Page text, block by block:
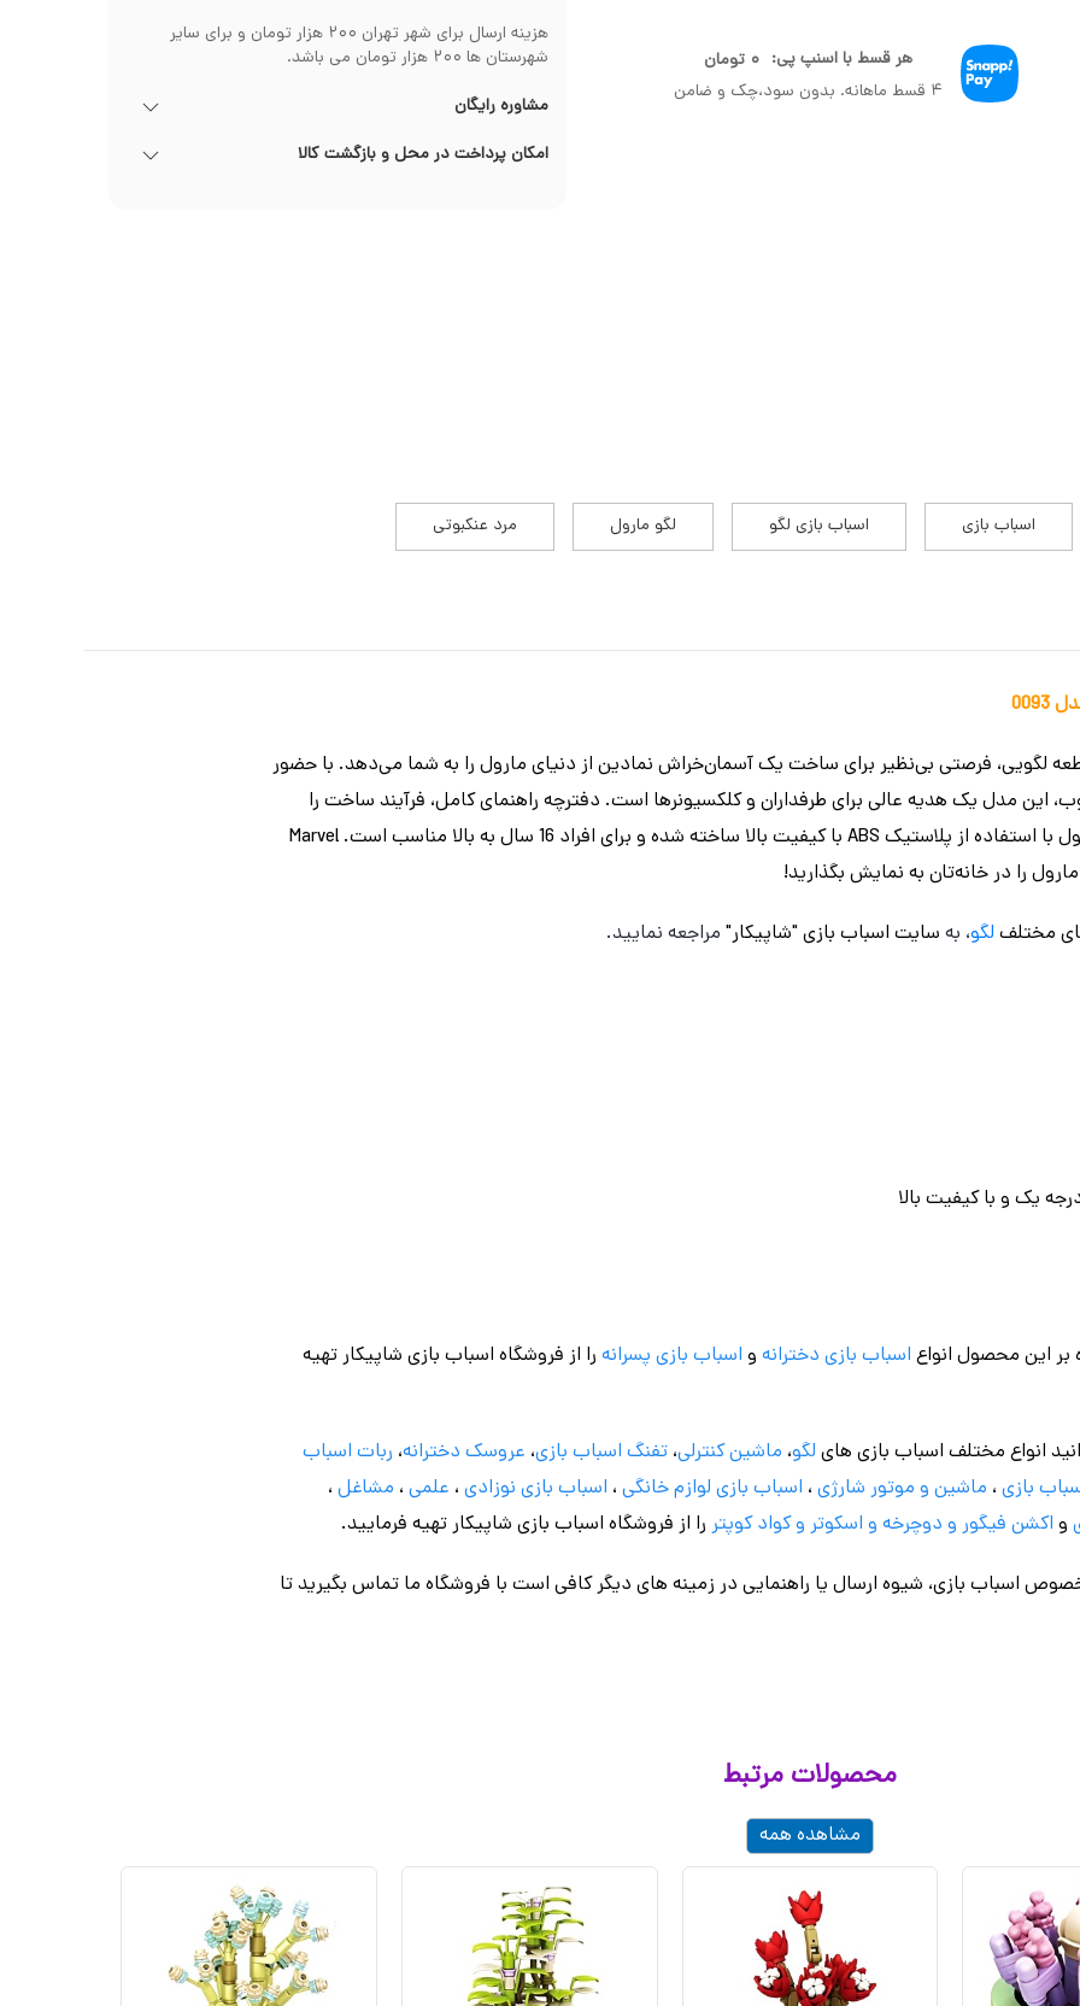
هر قسط با اسنپ پی: ۰ تومان
۴ قسط ماهانه. بدون سود،چک و ضامن
هزینه ارسال برای شهر تهران ۲۰۰ هزار تومان و برای سایر
شهرستان ها ۲۰۰ هزار تومان می باشد.
مشاوره رایگان
امکان پرداخت در محل و بازگشت کالا
اسباب بازی اسباب بازی لگو لگو مارول مرد عنکبوتی
مجموعه‌ی فوق‌العاده با 3772 قطعه لگویی، فرصتی بی‌نظیر برای ساخت یک آسمان‌خراش نمادین از دنیای مارول را به شما می‌دهد. با حضور
این مدل یک هدیه عالی برای طرفداران و کلکسیونرها است. دفترچه راهنمای کامل، فرآیند ساخت را
لذت‌بخش و آسان می‌کند. این محصول با استفاده از پلاستیک ABS با کیفیت بالا ساخته شده و برای افراد 16 سال به بالا مناسب است. Marvel
مختلف لگو، به سایت اسباب بازی "شاپیکار" مراجعه نمایید.
بر این محصول انواع اسباب بازی دخترانه و اسباب بازی پسرانه را از فروشگاه اسباب بازی شاپیکار تهیه
انواع مختلف اسباب بازی های لگو، ماشین کنترلی، تفنگ اسباب بازی، عروسک دخترانه، ربات اسباب
بازی ، ماشین و موتور شارژی ، اسباب بازی لوازم خانگی ، اسباب بازی نوزادی ، علمی ، مشاغل ،
و اکشن فیگور و دوچرخه و اسکوتر و کواد کوپتر را از فروشگاه اسباب بازی شاپیکار تهیه فرمایید.
اسباب بازی، شیوه ارسال یا راهنمایی در زمینه های دیگر کافی است با فروشگاه ما تماس بگیرید تا
محصولات مرتبط
مشاهده همه